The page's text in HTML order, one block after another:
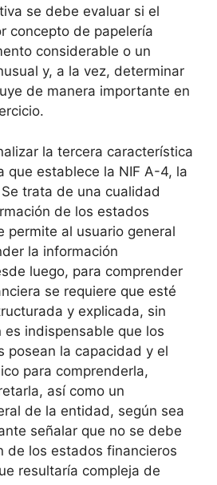
se debe evaluar si el
concepto de papelería
considerable o un
y, a la vez, determinar
de manera importante en
la tercera característica
que establece la NIF A-4, la
trata de una cualidad
de los estados
permite al usuario general
la información
luego, para comprender
se requiere que esté
y explicada, sin
indispensable que los
posean la capacidad y el
para comprenderla,
así como un
de la entidad, según sea
señalar que no se debe
de los estados financieros
resultaría compleja de